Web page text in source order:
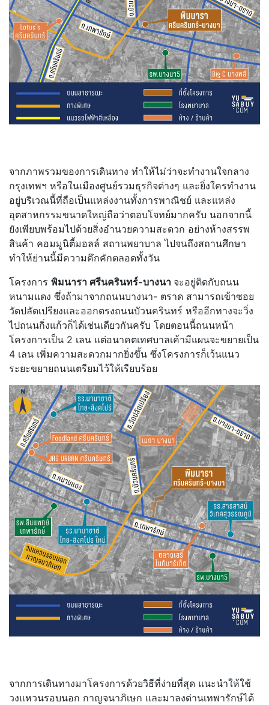
จากภาพรวมของการเดินทาง ทำให้ไม่ว่าจะทำงานใจกลาง
กรุงเทพฯ หรือในเมืองศูนย์รวมธุรกิจต่างๆ และยิ่งใครทำงาน
อยู่บริเวณนี้ที่ถือเป็นแหล่งงานทั้งการพาณิชย์ และแหล่ง
อุตสาหกรรมขนาดใหญ่ถือว่าตอบโจทย์มากครับ นอกจากนี้
ยังเพียบพร้อมไปด้วยสิ่งอำนวยความสะดวก อย่างห้างสรรพ
สินค้า คอมมูนิตี้มอลล์ สถานพยาบาล ไปจนถึงสถานศึกษา
ทำให้ย่านนี้มีความคึกคักตลอดทั้งวัน
โครงการ พิมนารา ศรีนครินทร์-บางนา จะอยู่ติดกับถนน
หนามแดง ซึ่งถ้ามาจากถนนบางนา- ตราด สามารถเข้าซอย
วัดปลัดเปรียงและออกตรงถนนบัวนครินทร์ หรืออีกทางจะวิ่ง
ไปถนนกิ่งแก้วก็ได้เช่นเดียวกันครับ โดยตอนนี้ถนนหน้า
โครงการเป็น 2 เลน แต่อนาคตเทศบาลเค้ามีแผนจะขยายเป็น
4 เลน เพิ่มความสะดวกมากยิ่งขึ้น ซึ่งโครงการก็เว้นแนว
ระยะขยายถนนเตรียมไว้ให้เรียบร้อย
จากการเดินทางมาโครงการด้วยวิธีที่ง่ายที่สุด แนะนำให้ใช้
วงแหวนรอบนอก กาญจนาภิเษก และมาลงด่านเทพารักษ์ได้